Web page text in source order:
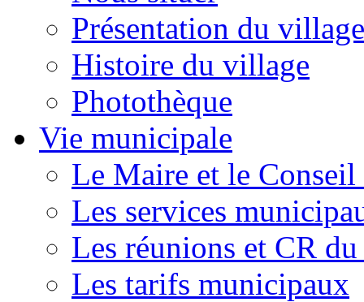
Présentation du village
Histoire du village
Photothèque
Vie municipale
Le Maire et le
Les services
Les réunions et CR
Les tarifs municipaux